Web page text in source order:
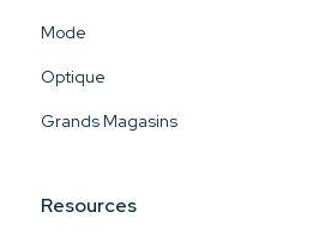
Mode
Optique
Grands Magasins
Resources